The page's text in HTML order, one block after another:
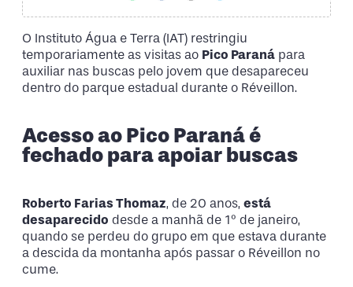
O Instituto Água e Terra (IAT) restringiu
temporariamente as visitas ao Pico Paraná para
auxiliar nas buscas pelo jovem que desapareceu
dentro do parque estadual durante o Réveillon.
Acesso ao Pico Paraná é
fechado para apoiar buscas
Roberto Farias Thomaz, de 20 anos, está
desaparecido desde a manhã de 1º de janeiro,
quando se perdeu do grupo em que estava durante
a descida da montanha após passar o Réveillon no
cume.